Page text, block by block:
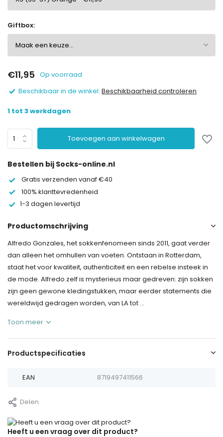
Giftbox:
€11,95 Op voorraad
Beschikbaar in de winkel: Beschikbaarheid controleren
1 tot 3 werkdagen
Toevoegen aan winkelwagen
Bestellen bij Socks-online.nl
Gratis verzenden vanaf €40
100% klanttevredenheid
1-3 dagen levertijd
Productomschrijving
Alfredo Gonzales, het sokkenfenomeen sinds 2011, gaat verder
dan alleen het omhullen van voeten. Ontstaan in Rotterdam,
staat het voor kwaliteit, authenticiteit en een rebelse insteek in
de mode. Alfredo zelf is mysterieus maar gedreven: zijn sokken
zijn geen gewone kledingstukken, maar eerder statements die
wereldwijd gedragen worden, van LA tot ...
Toon meer
Productspecificaties
EAN 8719497411566
Delen
Heeft u een vraag over dit product?